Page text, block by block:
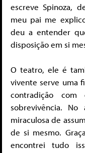
escreve Spinoza,
meu pai me
deu a entender
disposição em si
O teatro, ele é
vivente serve uma
contradição
sobrevivência.
miraculosa de
de si mesmo.
encontrei tudo